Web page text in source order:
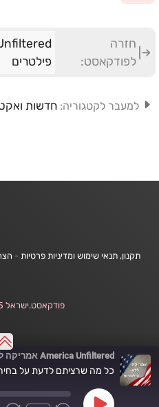
America Unfiltered אמריקה ללא פילטרים
חזרה
לפודקאסט:
פילטרים
למעבר לקטגוריה: חדשות
תקנון, תנאי שימוש ומדיניות פרטיות -
פודקאסט.ישראל 2023-2025 ©